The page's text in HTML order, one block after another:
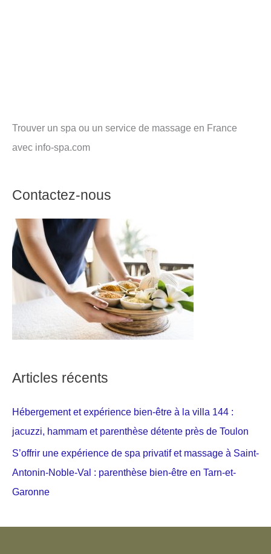
Trouver un spa ou un service de massage en France
avec info-spa.com
Contactez-nous
Articles récents
Hébergement et expérience bien-être à la villa 144 :
jacuzzi, hammam et parenthèse détente près de Toulon
S’offrir une expérience de spa privatif et massage à Saint-
Antonin-Noble-Val : parenthèse bien-être en Tarn-et-
Garonne